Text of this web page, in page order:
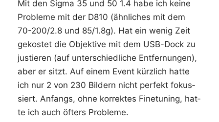
Mit den Sig­ma 35 und 50 1.4 habe ich kei­ne
Pro­ble­me mit der D810 (ähn­li­ches mit dem
70-200/2.8 und 85/1.8g). Hat ein wenig Zeit
gekos­tet die Objek­ti­ve mit dem USB-Dock zu
jus­tie­ren (auf unter­schied­li­che Ent­fer­nun­gen),
aber er sitzt. Auf einem Event kürz­lich hat­te
ich nur 2 von 230 Bil­dern nicht per­fekt fokus­
siert. Anfangs, ohne kor­rek­tes Fine­tu­ning, hat­
te ich auch öfters Probleme.